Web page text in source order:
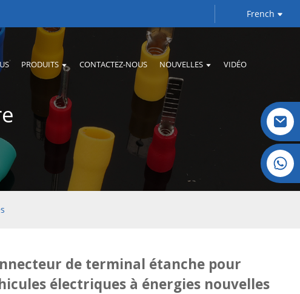
French
PRODUITS CONTACTEZ-NOUS NOUVELLES VIDÉO
Cristal : +86 19032081821
de terminal étanche pour
électriques à énergies nouvelles